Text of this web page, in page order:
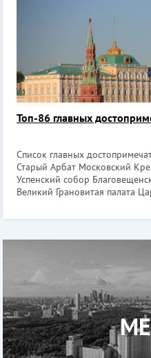
Топ-86 главных
Список главных
Старый Арбат Московский
Успенский собор
Великий Грановитая палата